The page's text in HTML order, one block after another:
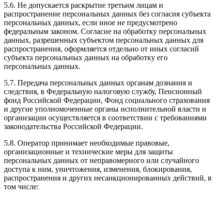
5.6. Не допускается раскрытие третьим лицам и
распространение персональных данных без согласия субъекта
персональных данных, если иное не предусмотрено
федеральным законом. Согласие на обработку персональных
данных, разрешенных субъектом персональных данных для
распространения, оформляется отдельно от иных согласий
субъекта персональных данных на обработку его
персональных данных.
5.7. Передача персональных данных органам дознания и
следствия, в Федеральную налоговую службу, Пенсионный
фонд Российской Федерации, Фонд социального страхования
и другие уполномоченные органы исполнительной власти и
организации осуществляется в соответствии с требованиями
законодательства Российской Федерации.
5.8. Оператор принимает необходимые правовые,
организационные и технические меры для защиты
персональных данных от неправомерного или случайного
доступа к ним, уничтожения, изменения, блокирования,
распространения и других несанкционированных действий, в
том числе: